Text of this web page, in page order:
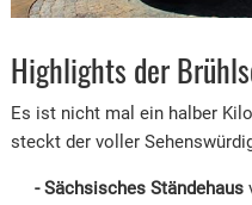
Highlights der
Es ist nicht mal ein halber
steckt der voller
Sächsisches Ständehaus